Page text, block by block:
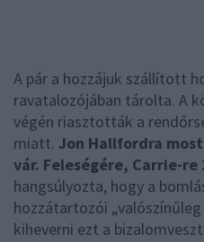
A pár a hozzájuk szállított
ravatalozójában tárolta. A
végén riasztották a
miatt. Jon Hallfordra
vár. Feleségére, Carrie-re
hangsúlyozta, hogy a
hozzátartozói
kiheverni ezt a